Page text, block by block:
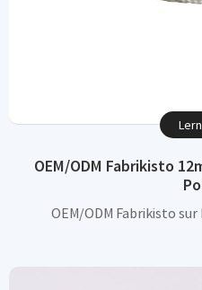
OEM/ODM Fabrikisto
OEM/ODM Fabrikisto